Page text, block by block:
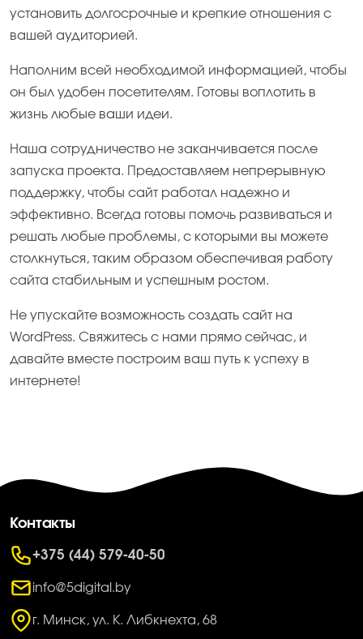
установить долгосрочные и крепкие отношения с
вашей аудиторией.
Наполним всей необходимой информацией, чтобы
он был удобен посетителям. Готовы воплотить в
жизнь любые ваши идеи.
Наша сотрудничество не заканчивается после
запуска проекта. Предоставляем непрерывную
поддержку, чтобы сайт работал надежно и
эффективно. Всегда готовы помочь развиваться и
решать любые проблемы, с которыми вы можете
столкнуться, таким образом обеспечивая работу
сайта стабильным и успешным ростом.
Не упускайте возможность создать сайт на
WordPress. Свяжитесь с нами прямо сейчас, и
давайте вместе построим ваш путь к успеху в
интернете!
Контакты
+375 (44) 579-40-50
info@5digital.by
г. Минск, ул. К. Либкнехта, 68